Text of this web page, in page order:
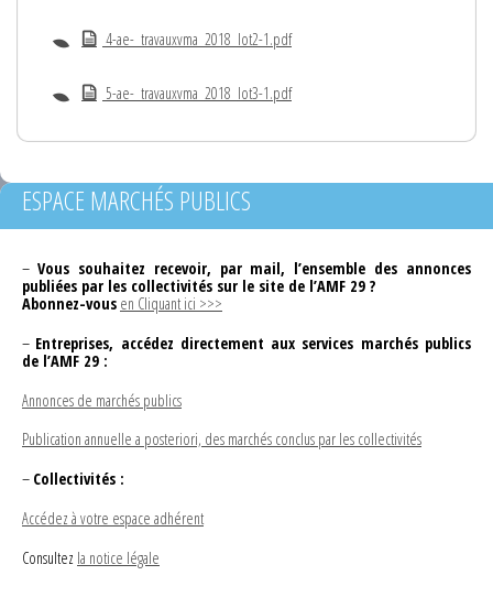
4-ae-_travauxvma_2018_lot2-1.pdf
5-ae-_travauxvma_2018_lot3-1.pdf
ESPACE MARCHÉS PUBLICS
– Vous souhaitez recevoir, par mail, l’ensemble des annonces
publiées par les collectivités sur le site de l’AMF 29 ?
Abonnez-vous en Cliquant ici >>>
– Entreprises, accédez directement aux services marchés publics
de l’AMF 29 :
Annonces de marchés publics
Publication annuelle a posteriori, des marchés conclus par les collectivités
– Collectivités :
Accédez à votre espace adhérent
Consultez la notice légale